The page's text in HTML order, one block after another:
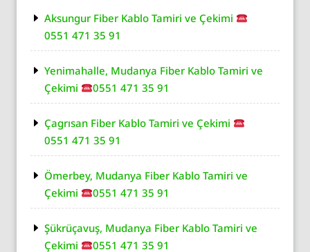
Aksungur Fiber Kablo Tamiri ve Çekimi
0551 471 35 91
Yenimahalle, Mudanya Fiber Kablo Tamiri ve
Çekimi
0551 471 35 91
Çagrısan Fiber Kablo Tamiri ve Çekimi
0551 471 35 91
Ömerbey, Mudanya Fiber Kablo Tamiri ve
Çekimi
0551 471 35 91
Şükrüçavuş, Mudanya Fiber Kablo Tamiri ve
Çekimi
0551 471 35 91